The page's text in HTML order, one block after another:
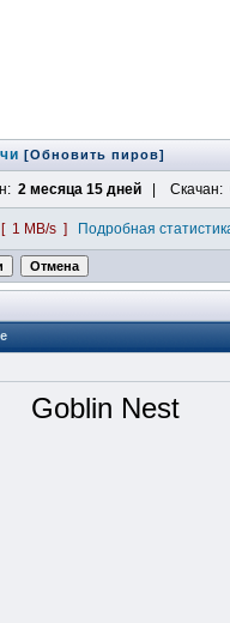
[Обновить пиров]
2 месяца 15 дней| Скачан:
[ 1 MB/s ] Подробная
Goblin Nest